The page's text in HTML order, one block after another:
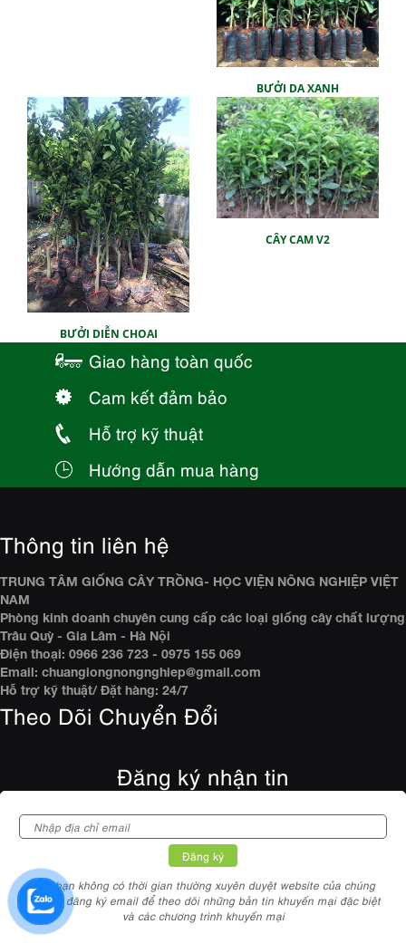
BƯỞI DA XANH
BƯỞI DIỄN CHOAI
CÂY CAM V2
Giao hàng toàn quốc
Cam kết đảm bảo
Hỗ trợ kỹ thuật
Hướng dẫn mua hàng
Thông tin liên hệ
TRUNG TÂM GIỐNG CÂY TRỒNG- HỌC VIỆN NÔNG NGHIỆP VIỆT
NAM
Phòng kinh doanh chuyên cung cấp các loại giống cây chất lượng
Trâu Quỳ - Gia Lâm - Hà Nội
Điện thoại: 0966 236 723 - 0975 155 069
Email: chuangiongnongnghiep@gmail.com
Hỗ trợ kỹ thuật/ Đặt hàng: 24/7
Theo Dõi Chuyển Đổi
Đăng ký nhận tin
Nếu bạn không có thời gian thường xuyên duyệt website của chúng
tôi.Hãy đăng ký email để theo dõi những bản tin khuyến mại đặc biệt
và các chương trình khuyến mại